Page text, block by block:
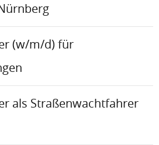
(w/m/d) für
als Straßenwachtfahrer